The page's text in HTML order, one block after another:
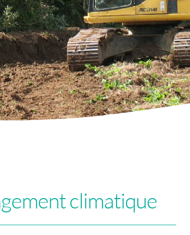
climatique